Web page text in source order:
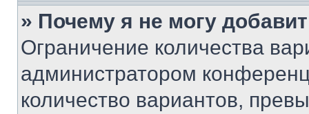
» Почему я не могу
Ограничение количества
администратором
количество вариантов,